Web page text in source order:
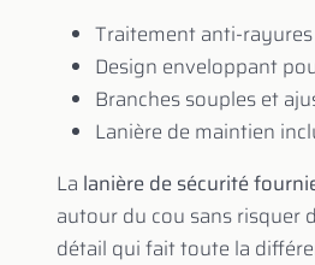
Traitement anti-
Design enveloppant
Branches souples et
Lanière de maintien
La lanière de sécurité
autour du cou sans risquer
détail qui fait toute la